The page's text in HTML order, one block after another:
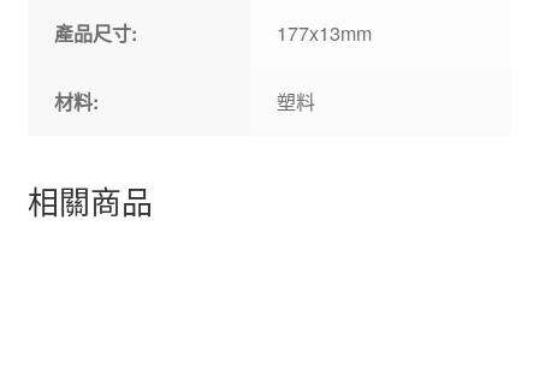
產品尺寸: 177x13mm
材料: 塑料
相關商品